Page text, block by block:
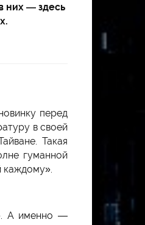
них — здесь
перед
в своей
Такая
гуманной
каждому».
А именно —